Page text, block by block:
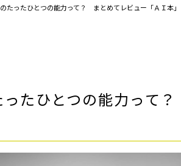
たったひとつの能力って？ まとめてレビュー「ＡＩ本」
たひとつの能力って